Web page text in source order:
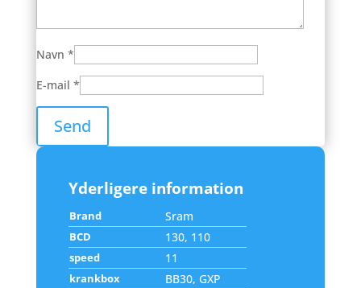
Navn *
E-mail *
Yderligere information
Brand Sram
BCD 130, 110
speed 11
krankbox BB30, GXP